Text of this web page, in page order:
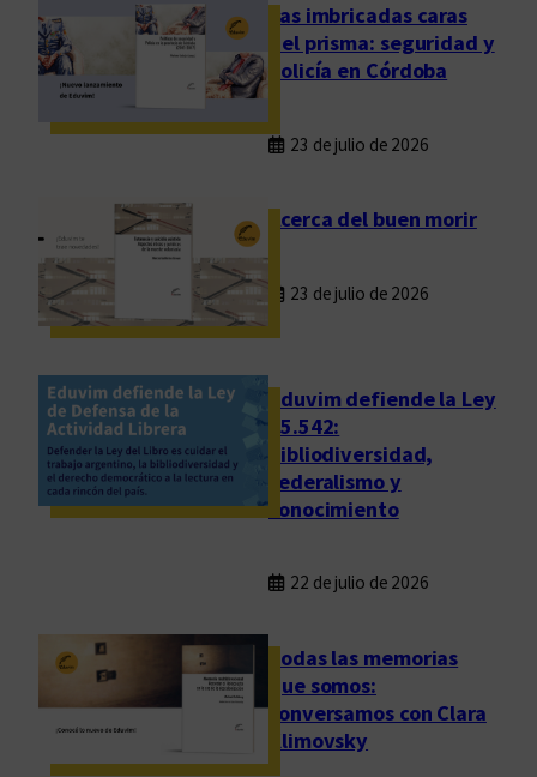
Las imbricadas caras
del prisma: seguridad y
policía en Córdoba
23 de julio de 2026
Acerca del buen morir
23 de julio de 2026
Eduvim defiende la Ley
25.542:
bibliodiversidad,
federalismo y
conocimiento
22 de julio de 2026
Todas las memorias
que somos:
conversamos con Clara
Klimovsky